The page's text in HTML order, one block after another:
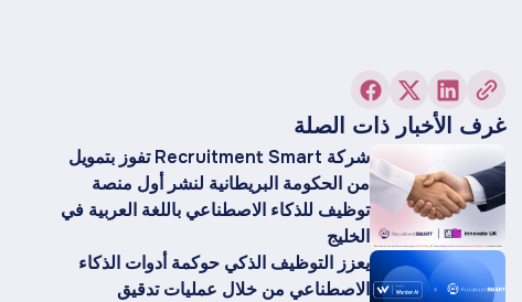
غرف الأخبار ذات الصلة
شركة Recruitment Smart تفوز بتمويل
من الحكومة البريطانية لنشر أول منصة
توظيف للذكاء الاصطناعي باللغة العربية في
الخليج
يعزز التوظيف الذكي حوكمة أدوات الذكاء
الاصطناعي من خلال عمليات تدقيق